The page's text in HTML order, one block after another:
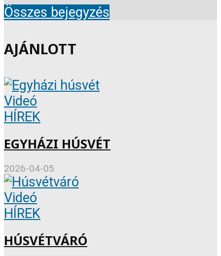
Összes bejegyzés
AJÁNLOTT
Videó
HÍREK
EGYHÁZI HÚSVÉT
2026-04-05
Videó
HÍREK
HÚSVÉTVÁRÓ